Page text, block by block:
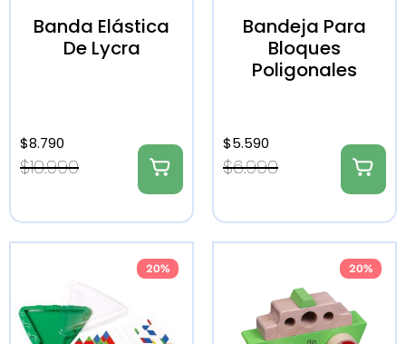
Banda Elástica
De Lycra
$10.990
$8.790
Bandeja Para
Bloques
Poligonales
$6.990
$5.590
20% 20%